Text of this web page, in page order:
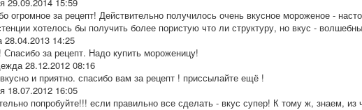
огромное за рецепт! Действительно получилось очень вкусное мороженое -
хотелось бы получить более пористую что ли структуру, но вкус -
28.04.2013 14:25
Спасибо за рецепт. Надо купить мороженицу!
28.12.2012 08:16
и приятно. спасибо вам за рецепт ! приссылайте ещё !
18.07.2012 16:05
попробуйте!!! если правильно все сделать - вкус супер! К тому ж, знаем, из